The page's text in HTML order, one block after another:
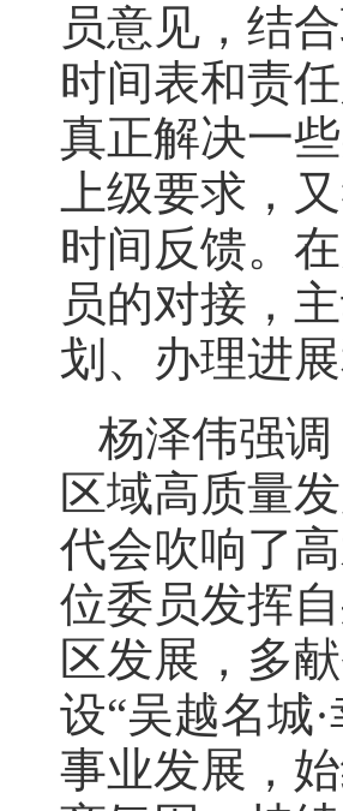
员意见，结
时间表和责
真正解决一
上级要求，
时间反馈。
员的对接，
划、办理进
杨泽伟强
区域高质量
代会吹响了
位委员发挥
区发展，多
设“吴越名城
事业发展，